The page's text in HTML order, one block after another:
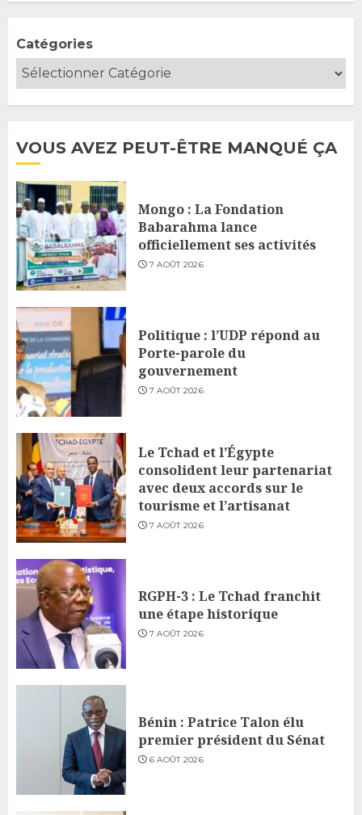
Catégories
VOUS AVEZ PEUT-ÊTRE MANQUÉ ÇA
Mongo : La Fondation
Babarahma lance
officiellement ses activités
7 AOÛT 2026
Politique : l’UDP répond au
Porte-parole du
gouvernement
7 AOÛT 2026
Le Tchad et l’Égypte
consolident leur partenariat
avec deux accords sur le
tourisme et l’artisanat
7 AOÛT 2026
RGPH-3 : Le Tchad franchit
une étape historique
7 AOÛT 2026
Bénin : Patrice Talon élu
premier président du Sénat
6 AOÛT 2026